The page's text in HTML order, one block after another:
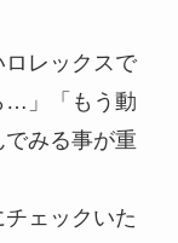
ロレックスで
…」「もう動
みる事が重
ェックいた